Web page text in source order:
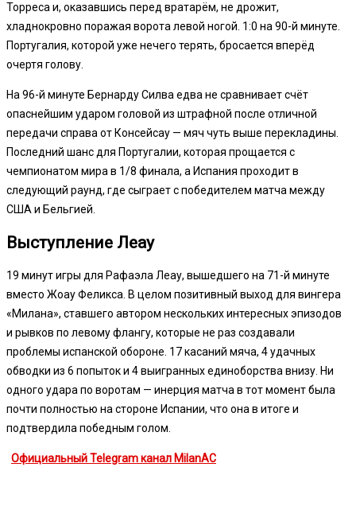
Торреса и, оказавшись перед вратарём, не дрожит,
хладнокровно поражая ворота левой ногой. 1:0 на 90-й минуте.
Португалия, которой уже нечего терять, бросается вперёд
очертя голову.
На 96-й минуте Бернарду Силва едва не сравнивает счёт
опаснейшим ударом головой из штрафной после отличной
передачи справа от Консейсау — мяч чуть выше перекладины.
Последний шанс для Португалии, которая прощается с
чемпионатом мира в 1/8 финала, а Испания проходит в
следующий раунд, где сыграет с победителем матча между
США и Бельгией.
Выступление Леау
19 минут игры для Рафаэла Леау, вышедшего на 71-й минуте
вместо Жоау Феликса. В целом позитивный выход для вингера
«Милана», ставшего автором нескольких интересных эпизодов
и рывков по левому флангу, которые не раз создавали
проблемы испанской обороне. 17 касаний мяча, 4 удачных
обводки из 6 попыток и 4 выигранных единоборства внизу. Ни
одного удара по воротам — инерция матча в тот момент была
почти полностью на стороне Испании, что она в итоге и
подтвердила победным голом.
Официальный Telegram канал MilanAC